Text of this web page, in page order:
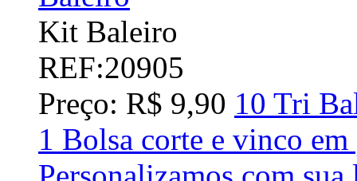
Kit Baleiro
REF:20905
Preço: R$ 9,90 10 Tri
1 Bolsa corte e vinco